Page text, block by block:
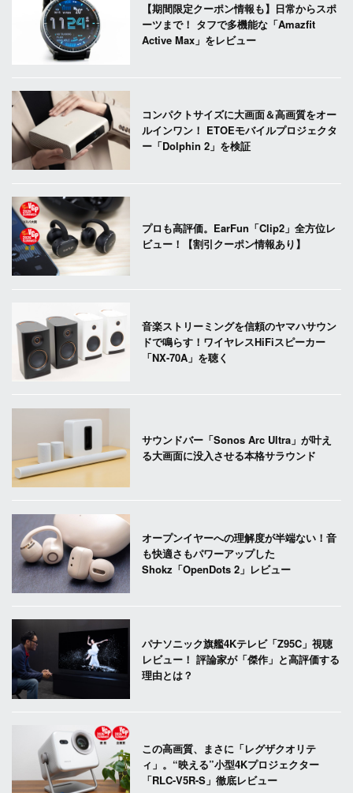
【期間限定クーポン情報も】日常からスポ
ーツまで！ タフで多機能な「Amazfit
Active Max」をレビュー
コンパクトサイズに大画面＆高画質をオー
ルインワン！ ETOEモバイルプロジェクタ
ー「Dolphin 2」を検証
プロも高評価。EarFun「Clip2」全方位レ
ビュー！【割引クーポン情報あり】
音楽ストリーミングを信頼のヤマハサウン
ドで鳴らす！ワイヤレスHiFiスピーカー
「NX-70A」を聴く
サウンドバー「Sonos Arc Ultra」が叶え
る大画面に没入させる本格サラウンド
オープンイヤーへの理解度が半端ない！音
も快適さもパワーアップした
Shokz「OpenDots 2」レビュー
パナソニック旗艦4Kテレビ「Z95C」視聴
レビュー！ 評論家が「傑作」と高評価する
理由とは？
この高画質、まさに「レグザクオリテ
ィ」。“映える”小型4Kプロジェクター
「RLC-V5R-S」徹底レビュー